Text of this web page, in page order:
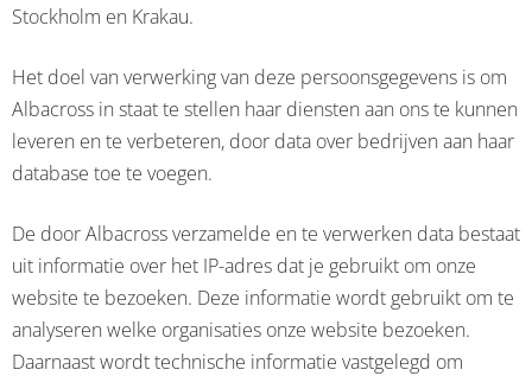
Stockholm en Krakau.
Het doel van verwerking van deze persoonsgegevens is om
Albacross in staat te stellen haar diensten aan ons te kunnen
leveren en te verbeteren, door data over bedrijven aan haar
database toe te voegen.
De door Albacross verzamelde en te verwerken data bestaat
uit informatie over het IP-adres dat je gebruikt om onze
website te bezoeken. Deze informatie wordt gebruikt om te
analyseren welke organisaties onze website bezoeken.
Daarnaast wordt technische informatie vastgelegd om